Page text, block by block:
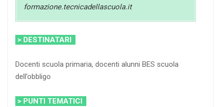
formazione.tecnicadellascuola.it
> DESTINATARI
Docenti scuola primaria, docenti alunni BES scuola
dell’obbligo
> PUNTI TEMATICI